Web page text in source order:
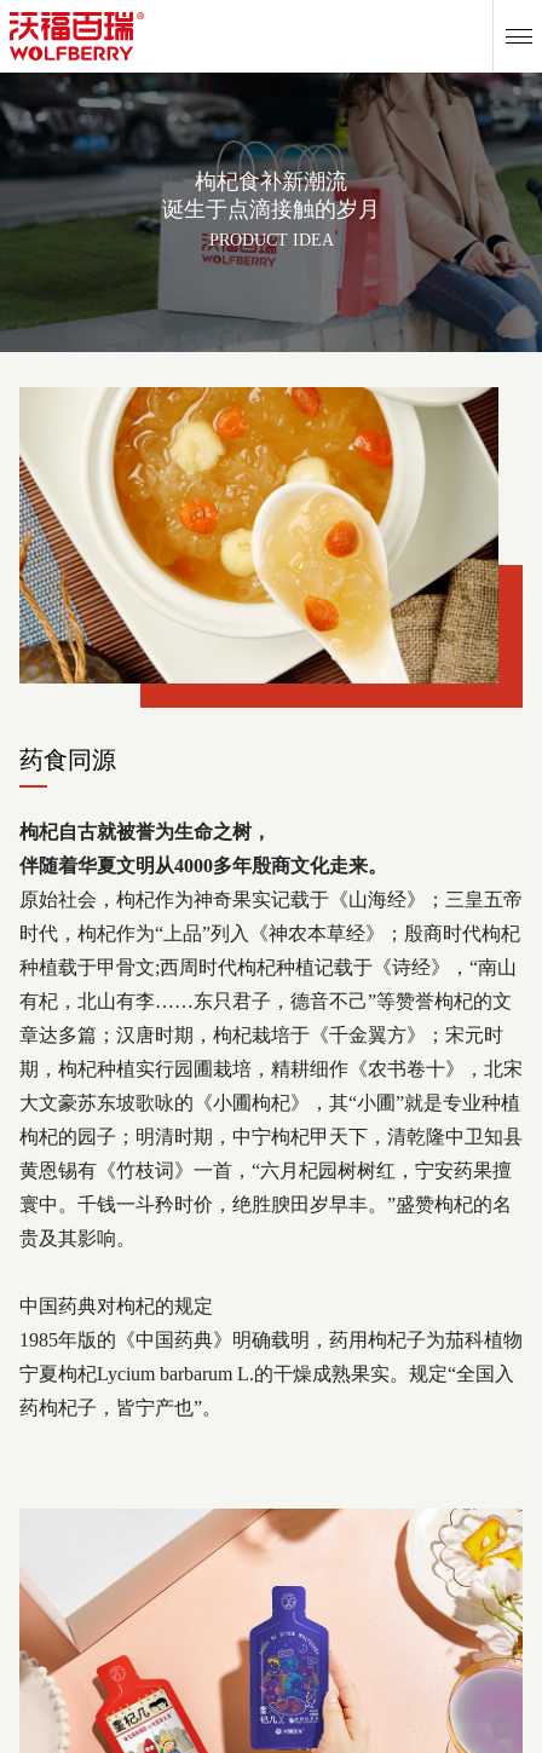
枸杞食补新潮流
诞生于点滴接触的岁月
PRODUCT IDEA
药食同源
枸杞自古就被誉为生命之树，
伴随着华夏文明从4000多年殷商文化走来。
原始社会，枸杞作为神奇果实记载于《山海经》；三皇五帝
时代，枸杞作为“上品”列入《神农本草经》；殷商时代枸杞
种植载于甲骨文;西周时代枸杞种植记载于《诗经》，“南山
有杞，北山有李……东只君子，德音不己”等赞誉枸杞的文
章达多篇；汉唐时期，枸杞栽培于《千金翼方》；宋元时
期，枸杞种植实行园圃栽培，精耕细作《农书卷十》，北宋
大文豪苏东坡歌咏的《小圃枸杞》，其“小圃”就是专业种植
枸杞的园子；明清时期，中宁枸杞甲天下，清乾隆中卫知县
黄恩锡有《竹枝词》一首，“六月杞园树树红，宁安药果擅
寰中。千钱一斗矜时价，绝胜腴田岁早丰。”盛赞枸杞的名
贵及其影响。
中国药典对枸杞的规定
1985年版的《中国药典》明确载明，药用枸杞子为茄科植物
宁夏枸杞Lycium barbarum L.的干燥成熟果实。规定“全国入
药枸杞子，皆宁产也”。